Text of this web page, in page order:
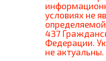
условиях не
437
Федерации.
не актуальны.